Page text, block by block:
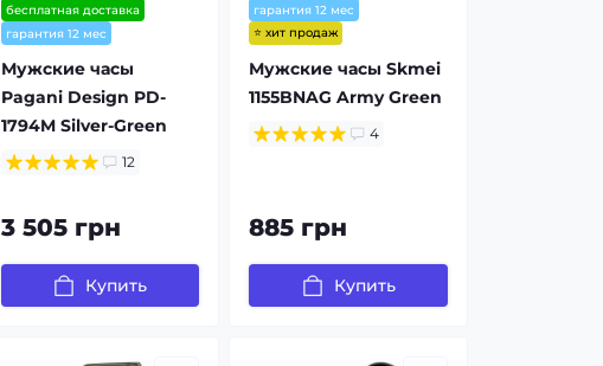
бесплатная доставка
гарантия 12 мес
Мужские часы
Pagani Design PD-
1794M Silver-Green
12
3 505 грн
Купить
гарантия 12 мес
⭐ хит продаж
Мужские часы Skmei
1155BNAG Army Green
4
885 грн
Купить